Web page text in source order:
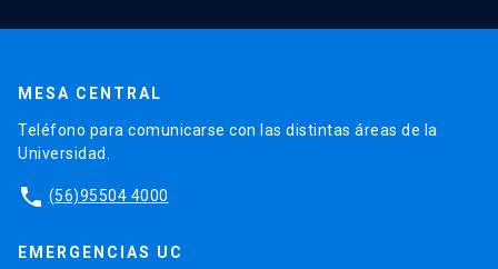
MESA CENTRAL
Teléfono para comunicarse con las distintas áreas de la
Universidad.
phone (56)95504 4000
EMERGENCIAS UC